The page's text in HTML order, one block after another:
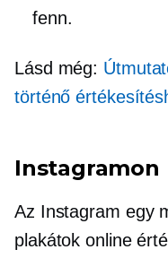
fenn.
Lásd még:
történő
Instagramon
Az Instagram egy
plakátok online